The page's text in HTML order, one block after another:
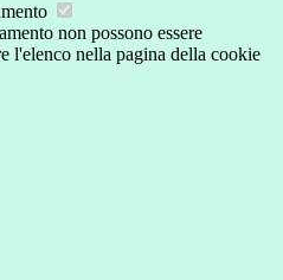
non possono essere
l'elenco nella pagina della cookie